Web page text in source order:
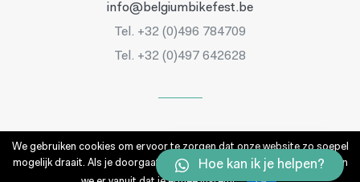
info@belgiumbikefest.be
Tel. +32 (0)496 784709
Tel. +32 (0)497 642628
Hoe kan ik je helpen?
We gebruiken cookies om ervoor te zorgen dat onze website zo soepel
mogelijk draait. Als je doorgaat met het gebruiken van de website, gaan